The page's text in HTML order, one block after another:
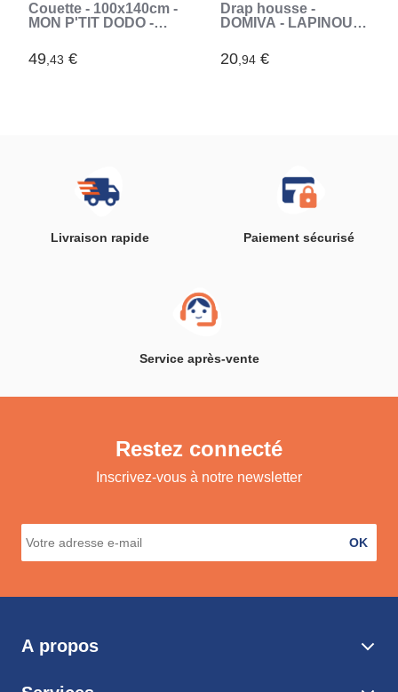
Couette - 100x140cm -
MON P'TIT DODO -
Polyester Fibre
creuse siliconée - 1
49,43 €
Drap housse -
DOMIVA - LAPINOU -
20,94 €
Livraison rapide Paiement sécurisé
Service après-vente
Restez connecté
Inscrivez-vous à notre newsletter
OK
A propos